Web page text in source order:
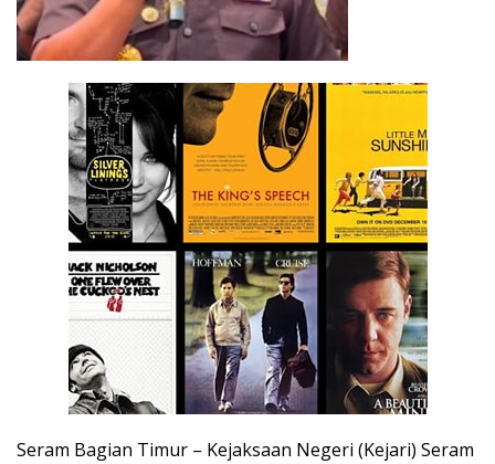
Seram Bagian Timur – Kejaksaan Negeri (Kejari) Seram